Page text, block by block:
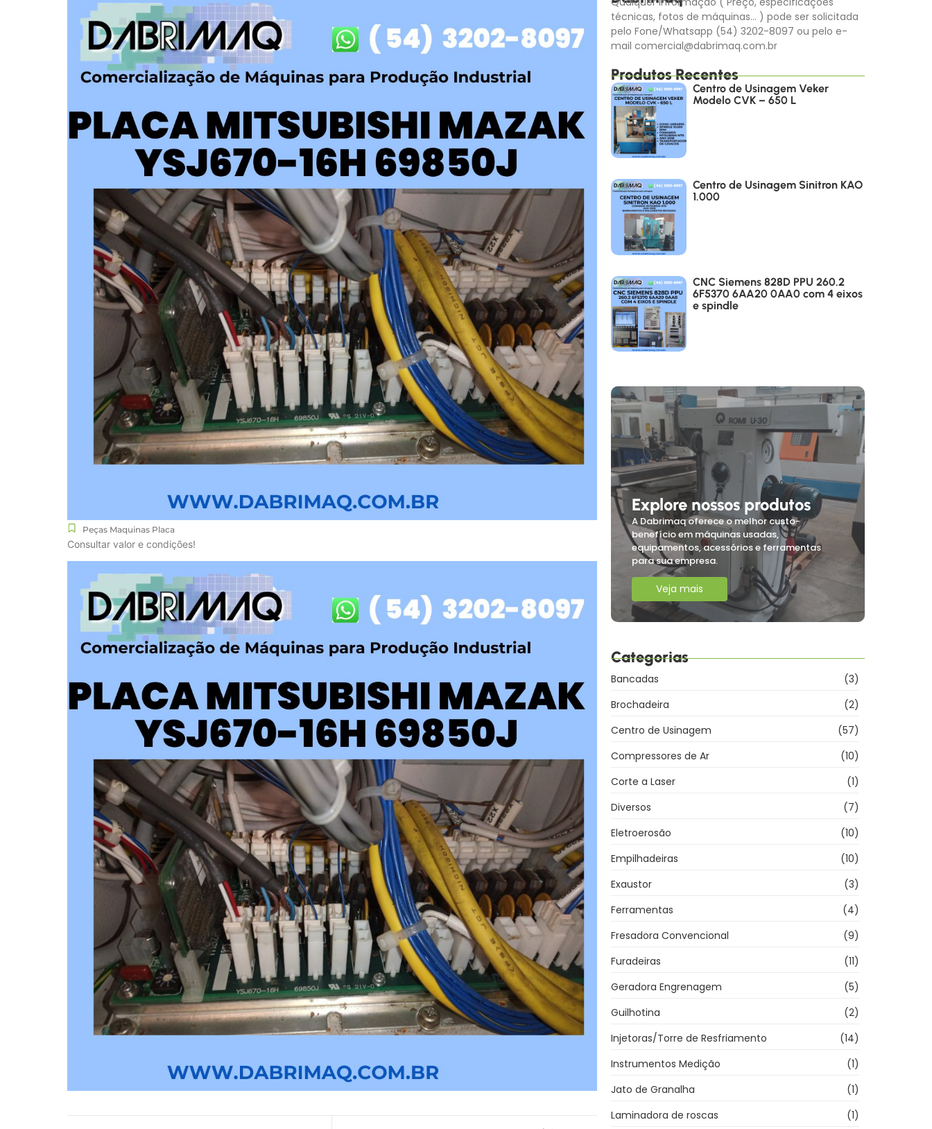
Peças Maquinas Placa
Consultar valor e condições!
técnicas, fotos de máquinas… ) pode ser solicitada
pelo Fone/Whatsapp (54) 3202-8097 ou pelo e-
mail comercial@dabrimaq.com.br
Produtos Recentes
Centro de Usinagem Veker
Modelo CVK – 650 L
Centro de Usinagem Sinitron KAO
1.000
CNC Siemens 828D PPU 260.2
6F5370 6AA20 0AA0 com 4 eixos
e spindle
Explore nossos produtos
A Dabrimaq oferece o melhor custo-
benefício em máquinas usadas,
equipamentos, acessórios e ferramentas
para sua empresa.
Veja mais
Categorias
Bancadas
(3)
Brochadeira
(2)
Centro de Usinagem
(57)
Compressores de Ar
(10)
Corte a Laser
(1)
Diversos
(7)
Eletroerosão
(10)
Empilhadeiras
(10)
Exaustor
(3)
Ferramentas
(4)
Fresadora Convencional
(9)
Furadeiras
(11)
Geradora Engrenagem
(5)
Guilhotina
(2)
Injetoras/Torre de Resfriamento
(14)
Instrumentos Medição
(1)
Jato de Granalha
(1)
Laminadora de roscas
(1)